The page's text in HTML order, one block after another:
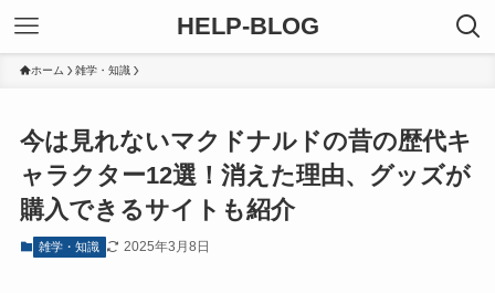
HELP-BLOG
ホーム 雑学・知識
今は見れないマクドナルドの昔の歴代キ
ャラクター12選！消えた理由、グッズが
購入できるサイトも紹介
雑学・知識 2025年3月8日